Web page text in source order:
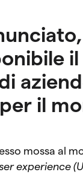
il
il
mossa al
experience